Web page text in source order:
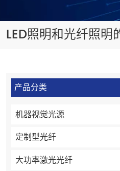
LED照明和光纤照明
产品分类
机器视觉光源
定制型光纤
大功率激光光纤